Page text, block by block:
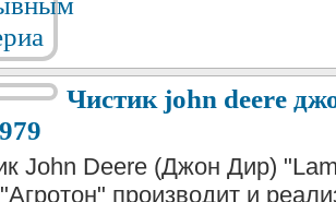
Чистик john deere
John Deere (Джон Дир)
производит и